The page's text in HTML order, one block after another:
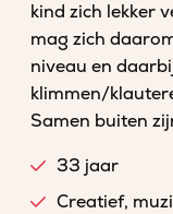
kind zich lekker
mag zich
niveau en
klimmen/
Samen buiten
33 jaar
Creatief,